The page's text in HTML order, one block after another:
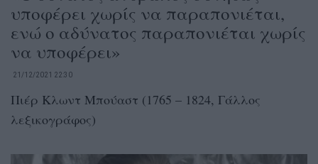
υποφέρει χωρίς να παραπονιέται,
ενώ ο αδύνατος παραπονιέται χωρίς
να υποφέρει»
21/12/2021 22:30
Πιέρ Κλωντ Μπούαστ (1765 – 1824, Γάλλος
λεξικογράφος)